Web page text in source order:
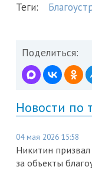
Теги:
Поделиться:
Новости по
04 мая 2026 15:58
Никитин
за объекты